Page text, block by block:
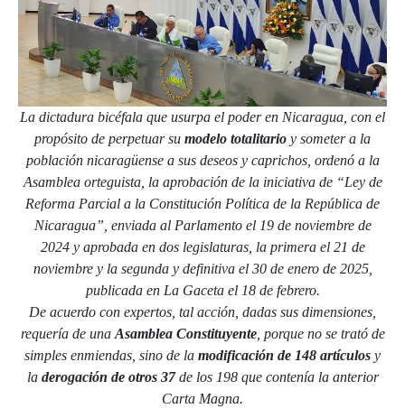
La dictadura bicéfala que usurpa el poder en Nicaragua, con el
propósito de perpetuar su modelo totalitario y someter a la
población nicaragüense a sus deseos y caprichos, ordenó a la
Asamblea orteguista, la aprobación de la iniciativa de “Ley de
Reforma Parcial a la Constitución Política de la República de
Nicaragua”, enviada al Parlamento el 19 de noviembre de
2024 y aprobada en dos legislaturas, la primera el 21 de
noviembre y la segunda y definitiva el 30 de enero de 2025,
publicada en La Gaceta el 18 de febrero.
De acuerdo con expertos, tal acción, dadas sus dimensiones,
requería de una Asamblea Constituyente, porque no se trató de
simples enmiendas, sino de la modificación de 148 artículos y
la derogación de otros 37de los 198 que contenía la anterior
Carta Magna.